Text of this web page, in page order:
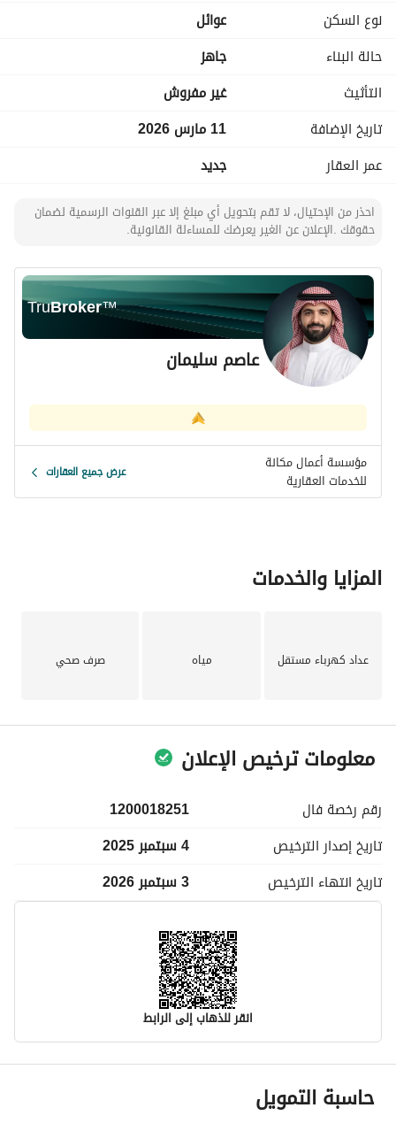
مساحات خاصة
إطلالات واسعة
متوفر مستودعات خاصة
ضمانات تصل الي 10 سنوات
:
ولطلب تسويق عقاراتكم واتساب :
536936862
نوع السكن
عوائل
حالة البناء
جاهز
التأثيث
غير مفروش
تاريخ الإضافة
11 مارس 2026
عمر العقار
جديد
احذر من الإحتيال، لا تقم بتحويل أي مبلغ إلا عبر القنوات الرسمية لضمان
حقوقك .الإعلان عن الغير يعرضك للمساءلة القانونية.
TruBroker™
عاصم سليمان
مؤسسة أعمال مكانة
للخدمات العقارية عرض جميع العقارات
المزايا والخدمات
عداد كهرباء مستقل مياه صرف صحي
معلومات ترخيص الإعلان
رقم رخصة فال
1200018251
تاريخ إصدار الترخيص
4 سبتمبر 2025
تاريخ انتهاء الترخيص 3 سبتمبر 2026
انقر للذهاب إلى الرابط
معلومات مسؤول الإعلان
اسم المسؤول
حاسبة التمويل